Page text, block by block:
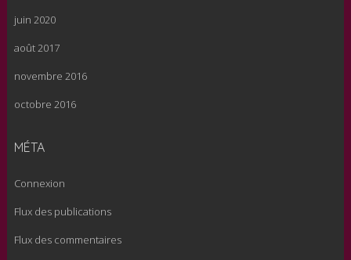
juin 2020
août 2017
novembre 2016
octobre 2016
MÉTA
Connexion
Flux des publications
Flux des commentaires